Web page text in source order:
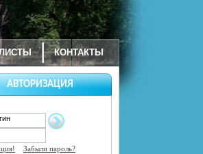
КОНТАКТЫ
АВТОРИЗАЦИЯ
Забыли пароль?